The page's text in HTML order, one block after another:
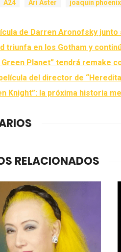
A24 Ari Aster joaquin phoenix
de Darren Aronofsky junto
triunfa en los Gotham y
Green Planet” tendrá remake
del director de
Knight”: la próxima historia
RELACIONADOS